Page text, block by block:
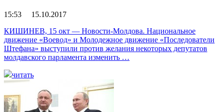
15:53 15.10.2017
КИШИНЕВ, 15 окт — Новости-Молдова. Национальное
движение «Воевод» и Молодежное движение «Последователи
Штефана» выступили против желания некоторых депутатов
молдавского парламента изменить …
читать